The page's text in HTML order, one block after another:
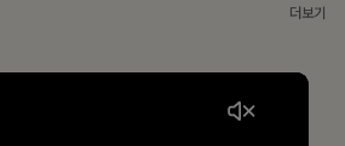
더보기